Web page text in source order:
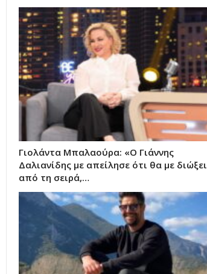
Γιολάντα Μπαλαούρα: «Ο Γιάννης
Δαλιανίδης με απείλησε ότι θα με διώξει
από τη σειρά,…